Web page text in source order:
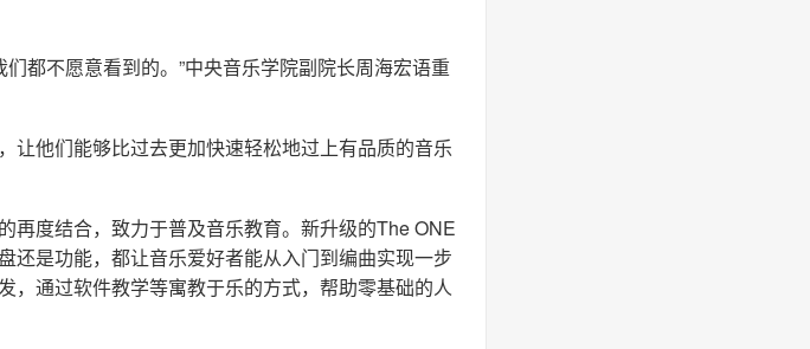
都不愿意看到的。”中央音乐学院副院长周海宏语重
让他们能够比过去更加快速轻松地过上有品质的音乐
再度结合，致力于普及音乐教育。新升级的The ONE
还是功能，都让音乐爱好者能从入门到编曲实现一步
，通过软件教学等寓教于乐的方式，帮助零基础的人